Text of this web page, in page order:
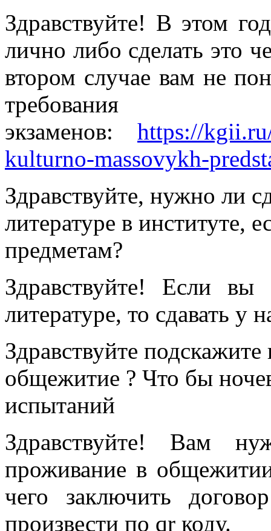
Здравствуйте! В этом
лично либо сделать это
втором случае вам не
экзаменов: https://
kulturno-massovykh-
Здравствуйте, нужно ли
литературе в институте,
предметам?
Здравствуйте! Если
литературе, то сдавать
Здравствуйте
общежитие ? Что бы
испытаний
Здравствуйте! Вам
проживание в
чего заключить
произвести по qr коду.